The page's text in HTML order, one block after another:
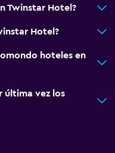
Twinstar Hotel?
Hotel?
hoteles en
última vez los